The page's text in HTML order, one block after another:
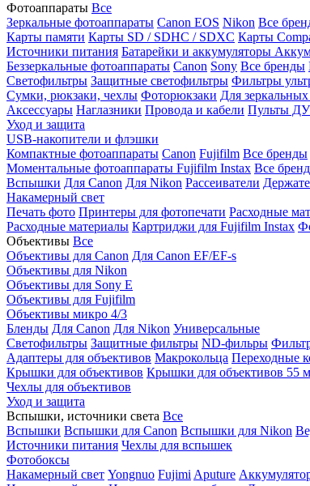
Фотоаппараты Все
Зеркальные фотоаппараты Canon EOS Nikon Все
Карты памяти Карты SD / SDHC / SDXC Карты
Источники питания Батарейки и аккумуляторы
Беззеркальные фотоаппараты Canon Sony Все бренды
Светофильтры Защитные светофильтры Фильтры
Сумки, рюкзаки, чехлы Фоторюкзаки Для
Аксессуары Наглазники Провода и кабели Пульты ДУ
Уход и защита
USB-накопители и флэшки
Компактные фотоаппараты Canon Fujifilm Все бренды
Моментальные фотоаппараты Fujifilm Instax Все
Вспышки Для Canon Для Nikon Рассеиватели
Накамерный свет
Печать фото Принтеры для фотопечати Расходные
Расходные материалы Картриджи для Fujifilm Instax
Объективы Все
Объективы для Canon Для Canon EF/EF-s
Объективы для Nikon
Объективы для Sony E
Объективы для Fujifilm
Объективы микро 4/3
Бленды Для Canon Для Nikon Универсальные
Светофильтры Защитные фильтры ND-фильры
Адаптеры для объективов Макрокольца Переходные
Крышки для объективов Крышки для объективов 55
Чехлы для объективов
Уход и защита
Вспышки, источники света Все
Вспышки Вспышки для Canon Вспышки для Nikon
Источники питания Чехлы для вспышек
Фотобоксы
Накамерный свет Yongnuo Fujimi Aputure